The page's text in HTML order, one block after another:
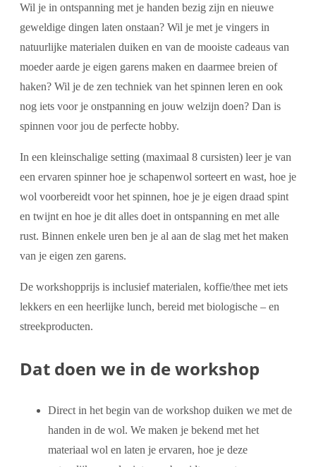
Wil je in ontspanning met je handen bezig zijn en nieuwe
geweldige dingen laten onstaan? Wil je met je vingers in
natuurlijke materialen duiken en van de mooiste cadeaus van
moeder aarde je eigen garens maken en daarmee breien of
haken? Wil je de zen techniek van het spinnen leren en ook
nog iets voor je onstpanning en jouw welzijn doen? Dan is
spinnen voor jou de perfecte hobby.
In een kleinschalige setting (maximaal 8 cursisten) leer je van
een ervaren spinner hoe je schapenwol sorteert en wast, hoe je
wol voorbereidt voor het spinnen, hoe je je eigen draad spint
en twijnt en hoe je dit alles doet in ontspanning en met alle
rust. Binnen enkele uren ben je al aan de slag met het maken
van je eigen zen garens.
De workshopprijs is inclusief materialen, koffie/thee met iets
lekkers en een heerlijke lunch, bereid met biologische – en
streekproducten.
Dat doen we in de workshop
Direct in het begin van de workshop duiken we met de
handen in de wol. We maken je bekend met het
materiaal wol en laten je ervaren, hoe je deze